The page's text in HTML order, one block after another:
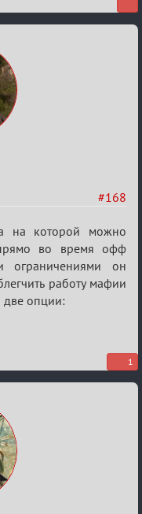
#168
на которой можно
прямо во время офф
ограничениями он
работу мафии
две опции:
1